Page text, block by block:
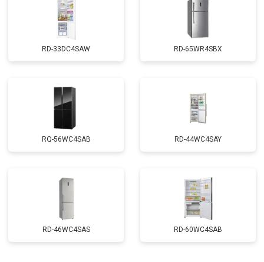
RD-33DC4SAW RD-65WR4SBX
RQ-56WC4SAB RD-44WC4SAY
RD-46WC4SAS RD-60WC4SAB